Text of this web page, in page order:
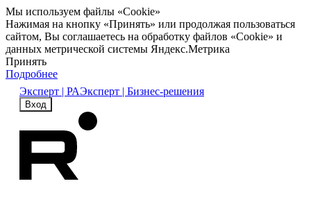
Мы используем файлы «Cookie»
Нажимая на кнопку «Принять» или продолжая пользоваться
сайтом, Вы соглашаетесь на обработку файлов «Cookie» и
данных метрической системы Яндекс.Метрика
Принять
Подробнее
Эксперт | РАЭксперт | Бизнес-решения
Вход